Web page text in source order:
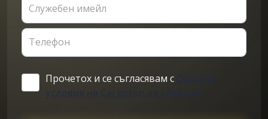
Служебен имейл
Телефон
Прочетох и се съгласявам с
Общите
условия на Cargoson за клиенти